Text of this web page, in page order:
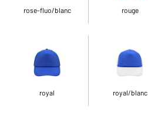
rose-fluo/blanc rouge
royal royal/blanc